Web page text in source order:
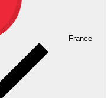
France